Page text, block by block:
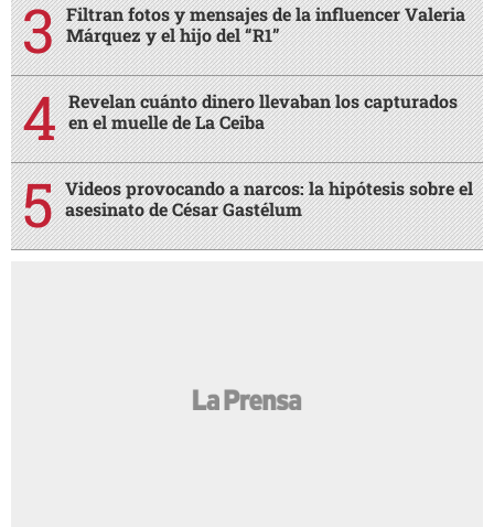
Filtran fotos y mensajes de la influencer Valeria
Márquez y el hijo del “R1”
Revelan cuánto dinero llevaban los capturados
en el muelle de La Ceiba
Videos provocando a narcos: la hipótesis sobre el
asesinato de César Gastélum